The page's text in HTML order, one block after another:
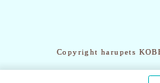
Copyright harupets